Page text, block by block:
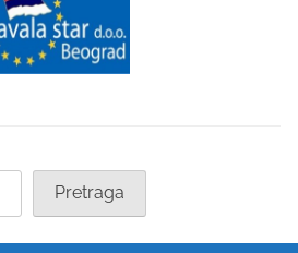
Pretraga